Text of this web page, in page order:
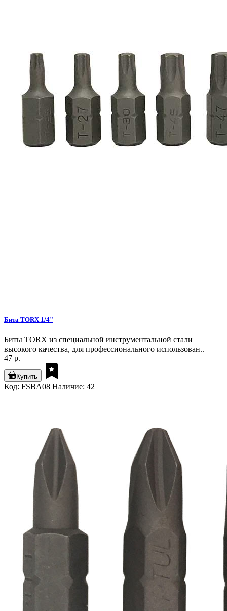
Бита TORX 1/4"
Биты TORX из специальной инструментальной стали
высокого качества, для профессионального использован..
47 р.
Купить
Код: FSBA08 Наличие: 42